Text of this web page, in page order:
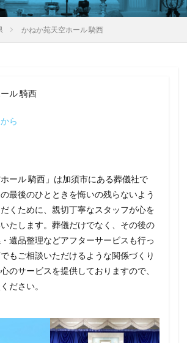
かねか苑天空ホール 騎西
ル 騎西
ら
ホール 騎西」は加須市にある葬儀社で
最後のひとときを悔いの残らないよう
くために、親切丁寧なスタッフが心を
たします。葬儀だけでなく、その後の
遺品整理などアフターサービスも行っ
もご相談いただけるような関係づくり
のサービスを提供しておりますので、
ださい。